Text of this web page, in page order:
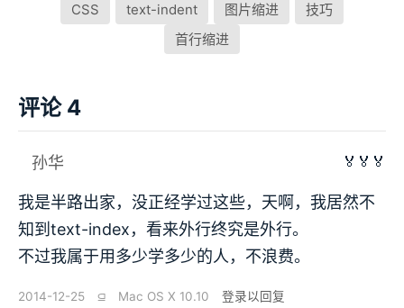
CSS text-indent 图片缩进
技巧
首行缩进
评论 4
孙华 🏅🏅🏅
我是半路出家，没正经学过这些，天啊，我居然不
知到text-index，看来外行终究是外行。
不过我属于用多少学多少的人，不浪费。
2014-12-25 ⫑ Mac OS X 10.10 登录以回复